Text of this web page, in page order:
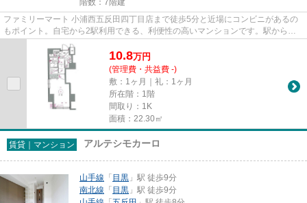
階数：7階建
ファミリーマート 小浦西五反田四丁目店まで徒歩5分と近場にコンビニがあるの
もポイント。自宅から2駅利用できる、利便性の高いマンションです。駅から徒
歩7分にある物件なので、電車...
10.8万円
(管理費・共益費 -)
敷：1ヶ月｜礼：1ヶ月
所在階：1階
間取り：1K
面積：22.30㎡
賃貸｜マンション アルテシモカーロ
山手線 「 目黒 」駅 徒歩9分
南北線 「 目黒 」駅 徒歩9分